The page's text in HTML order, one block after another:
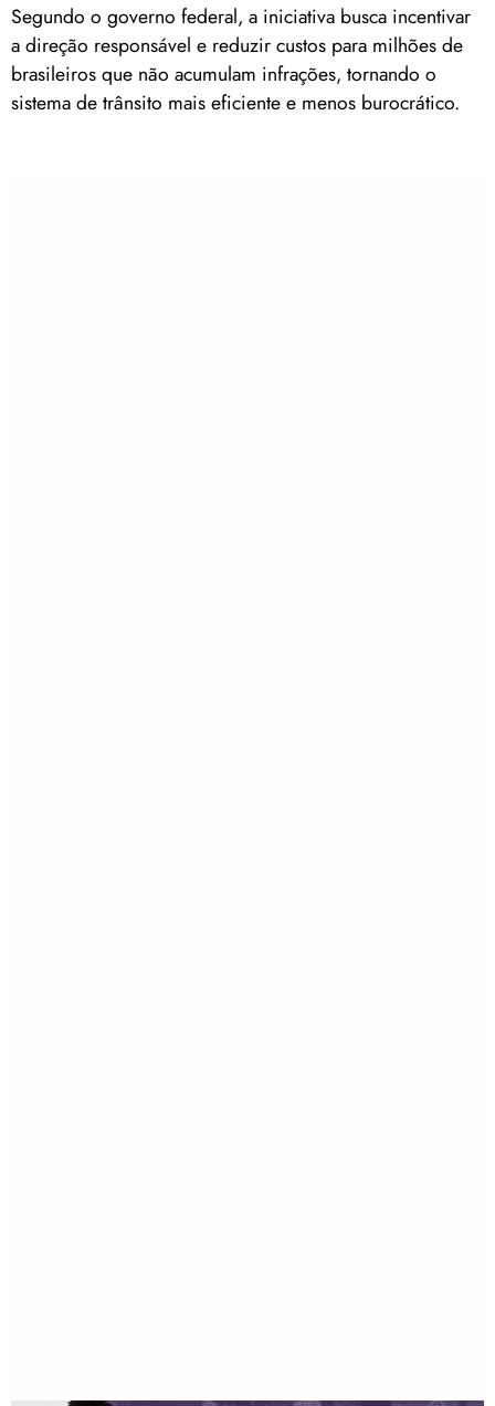
Segundo o governo federal, a iniciativa busca incentivar
a direção responsável e reduzir custos para milhões de
brasileiros que não acumulam infrações, tornando o
sistema de trânsito mais eficiente e menos burocrático.